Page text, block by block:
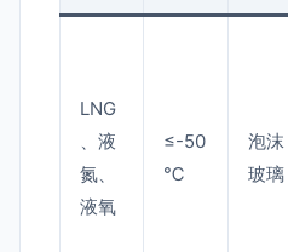
LNG
、液
氮、
液氧
≤-50
℃
泡沫
玻璃